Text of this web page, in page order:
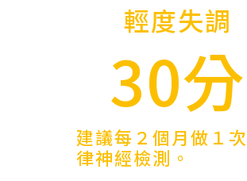
輕度失調
30分
建議每２個月做１
律神經檢測。